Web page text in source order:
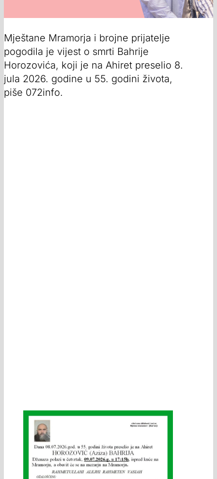
Mještane Mramorja i brojne prijatelje
pogodila je vijest o smrti Bahrije
Horozovića, koji je na Ahiret preselio 8.
jula 2026. godine u 55. godini života,
piše 072info.